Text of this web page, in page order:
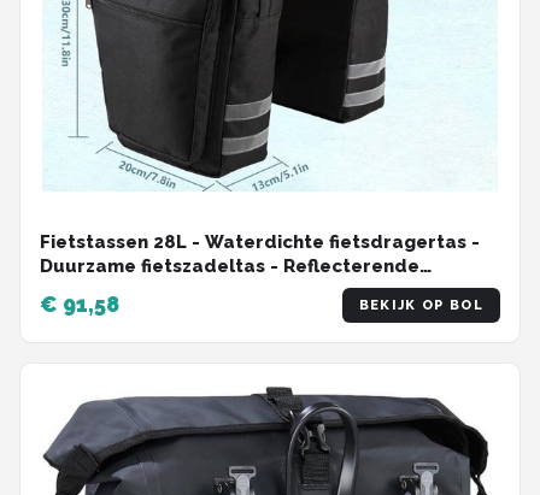
Fietstassen 28L - Waterdichte fietsdragertas -
Duurzame fietszadeltas - Reflecterende
afwerking - Draagriem - Racefietsen
Mountainbikes - Zwart Double Bicycle Bag
€ 91,58 BEKIJK OP BOL